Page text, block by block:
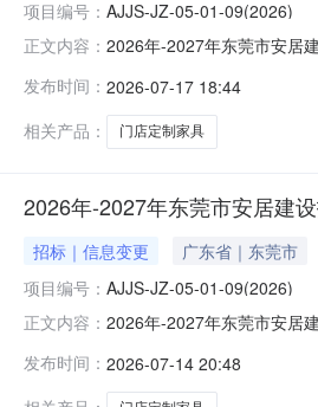
项目编号： AJJS-JZ-05-01-09(2026)
正文内容： 2026年-2027年东莞市安居
（http://
发布时间： 2026-07-17 18:44
相关产品：
门店定制家具
2026年-2027年东莞市安居建
招标｜信息变更 广东省｜东莞市
项目编号： AJJS-JZ-05-01-09(2026)
正文内容： 2026年-2027年东莞市安居
（http://
发布时间： 2026-07-14 20:48